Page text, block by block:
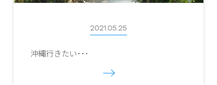
2021.05.25
沖縄行きたい･･･